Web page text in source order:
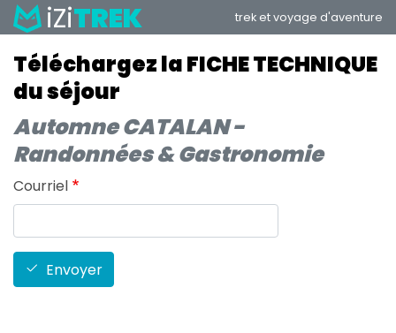
au
contenu
iZiTREK trek et voyage d'aventure
Téléchargez la FICHE TECHNIQUE
du séjour
Automne CATALAN -
Randonnées & Gastronomie
Courriel
Envoyer